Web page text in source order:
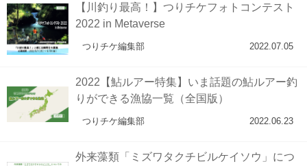
【川釣り最高！】つりチケフォトコンテスト
2022 in Metaverse
つりチケ編集部 2022.07.05
2022【鮎ルアー特集】いま話題の鮎ルアー釣
りができる漁協一覧（全国版）
つりチケ編集部 2022.06.23
外来藻類「ミズワタクチビルケイソウ」につ